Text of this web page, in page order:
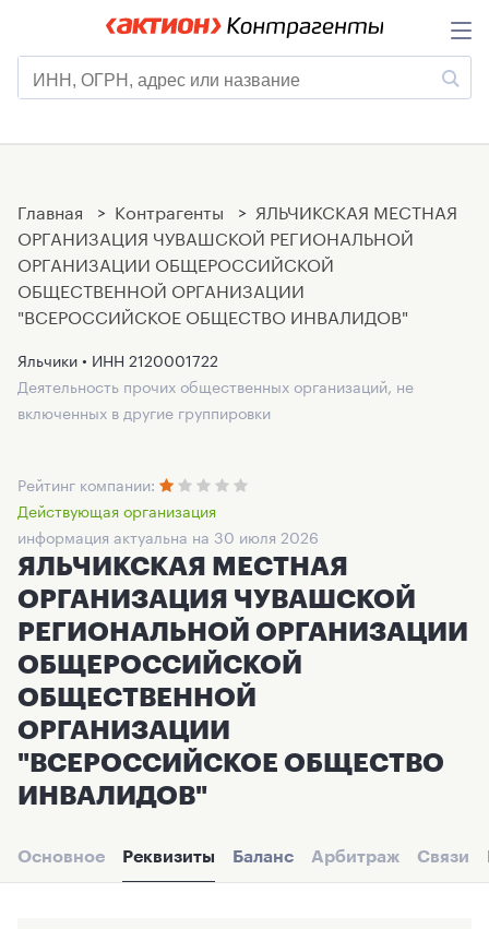
Главная > Контрагенты > ЯЛЬЧИКСКАЯ МЕСТНАЯ
ОРГАНИЗАЦИЯ ЧУВАШСКОЙ РЕГИОНАЛЬНОЙ
ОРГАНИЗАЦИИ ОБЩЕРОССИЙСКОЙ
ОБЩЕСТВЕННОЙ ОРГАНИЗАЦИИ
"ВСЕРОССИЙСКОЕ ОБЩЕСТВО ИНВАЛИДОВ"
Яльчики • ИНН 2120001722
Деятельность прочих общественных организаций, не
включенных в другие группировки
Рейтинг компании:
Действующая организация
информация актуальна на 30 июля 2026
ЯЛЬЧИКСКАЯ МЕСТНАЯ
ОРГАНИЗАЦИЯ ЧУВАШСКОЙ
РЕГИОНАЛЬНОЙ ОРГАНИЗАЦИИ
ОБЩЕРОССИЙСКОЙ
ОБЩЕСТВЕННОЙ
ОРГАНИЗАЦИИ
"ВСЕРОССИЙСКОЕ ОБЩЕСТВО
ИНВАЛИДОВ"
Основное Реквизиты Баланс Арбитраж Связи